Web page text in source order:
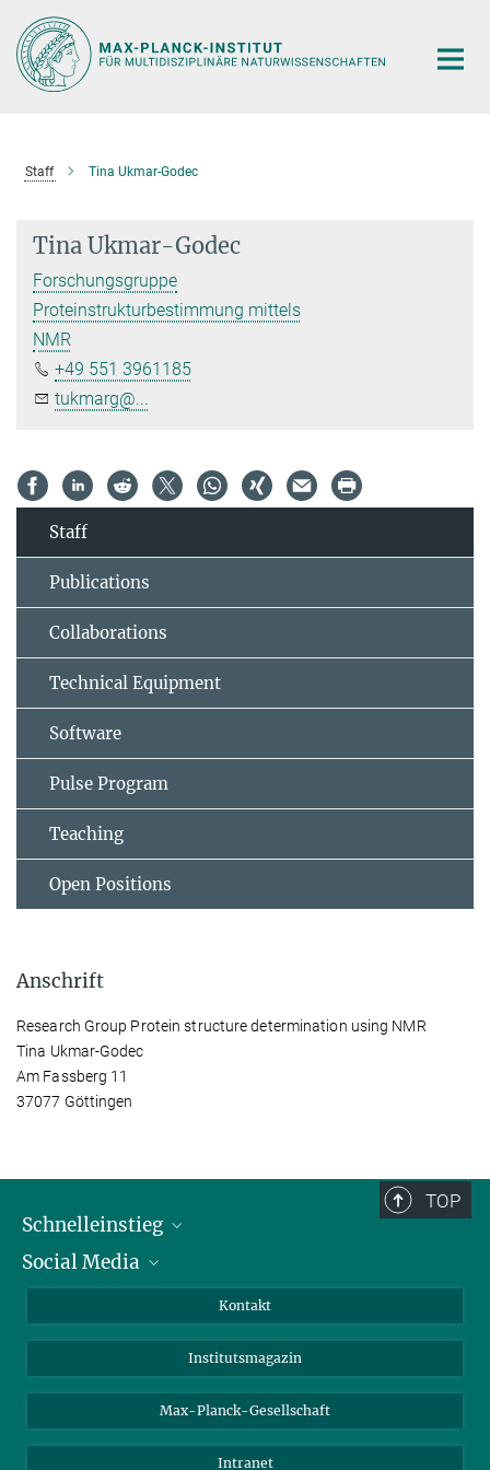
Hauptinhalt
Staff Tina Ukmar-Godec
Tina Ukmar-Godec
Forschungsgruppe
Proteinstrukturbestimmung mittels
NMR
+49 551 3961185
tukmarg@...
Staff
Publications
Collaborations
Technical Equipment
Software
Pulse Program
Teaching
Open Positions
Anschrift
Research Group Protein structure determination using NMR
Tina Ukmar-Godec
Am Fassberg 11
37077 Göttingen
TOP
Schnelleinstieg
Alumni
Schulen
Social Media
Facebook
YouTube
Kontakt
Institutsmagazin
Max-Planck-Gesellschaft
Intranet